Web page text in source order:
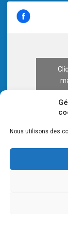
Nous utilisons des
© 2026